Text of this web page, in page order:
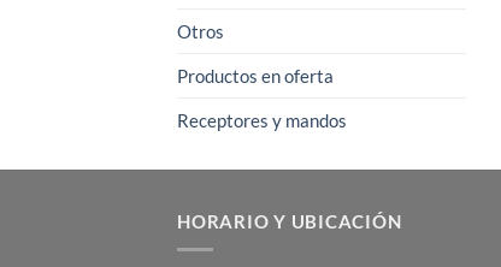
Otros
Productos en oferta
Receptores y mandos
HORARIO Y UBICACIÓN